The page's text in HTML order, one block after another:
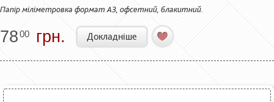
Папір міліметровка формат А3, офсетний, блакитний.
7800 грн. Докладніше